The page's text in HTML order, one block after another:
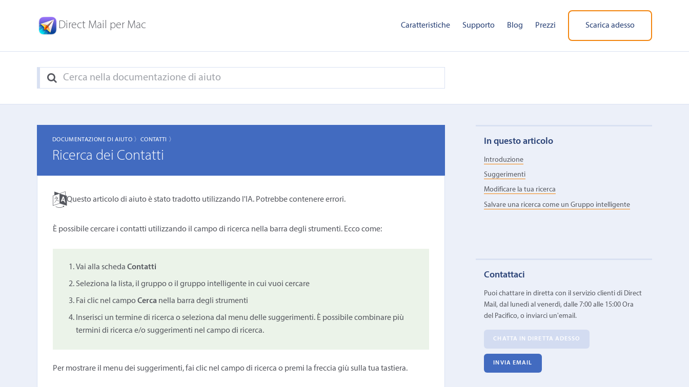
Direct Mail per Mac Caratteristiche Supporto Blog Prezzi Scarica adesso
DOCUMENTAZIONE DI AIUTO 〉 CONTATTI 〉
Ricerca dei Contatti
Questo articolo di aiuto è stato tradotto utilizzando l'IA. Potrebbe contenere errori.
È possibile cercare i contatti utilizzando il campo di ricerca nella barra degli strumenti. Ecco come:
Vai alla scheda Contatti
Seleziona la lista, il gruppo o il gruppo intelligente in cui vuoi cercare
Fai clic nel campoCercanella barra degli strumenti
Inserisci un termine di ricerca o seleziona dal menu delle suggerimenti. È possibile combinare più
termini di ricerca e/o suggerimenti nel campo di ricerca.
Per mostrare il menu dei suggerimenti, fai clic nel campo di ricerca o premi la freccia giù sulla tua tastiera.
In questo articolo
Introduzione
Suggerimenti
Modificare la tua ricerca
Salvare una ricerca come un Gruppo intelligente
Contattaci
Puoi chattare in diretta con il servizio clienti di Direct
Mail, dal lunedì al venerdì, dalle 7:00 alle 15:00 Ora
del Pacifico, o inviarci un'email.
CHATTA IN DIRETTA ADESSO
INVIA EMAIL